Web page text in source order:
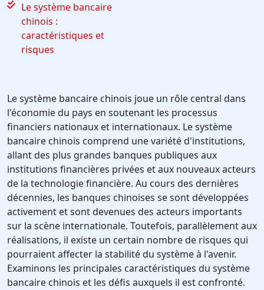
Le système bancaire
chinois :
caractéristiques et
risques
Le système bancaire chinois joue un rôle central dans
l'économie du pays en soutenant les processus
financiers nationaux et internationaux. Le système
bancaire chinois comprend une variété d'institutions,
allant des plus grandes banques publiques aux
institutions financières privées et aux nouveaux acteurs
de la technologie financière. Au cours des dernières
décennies, les banques chinoises se sont développées
activement et sont devenues des acteurs importants
sur la scène internationale. Toutefois, parallèlement aux
réalisations, il existe un certain nombre de risques qui
pourraient affecter la stabilité du système à l'avenir.
Examinons les principales caractéristiques du système
bancaire chinois et les défis auxquels il est confronté.